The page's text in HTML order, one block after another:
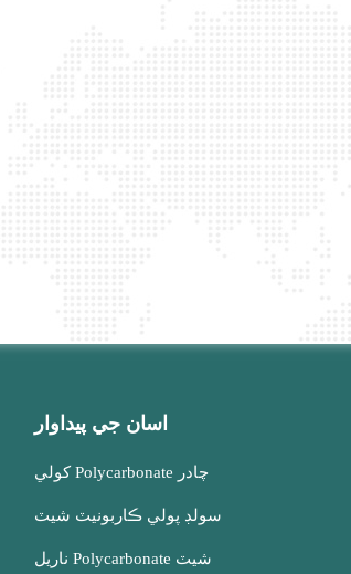
اسان جي پيداوار
کولي Polycarbonate چادر
سولڊ پولي ڪاربونيٽ شيٽ
ناريل Polycarbonate شيٽ